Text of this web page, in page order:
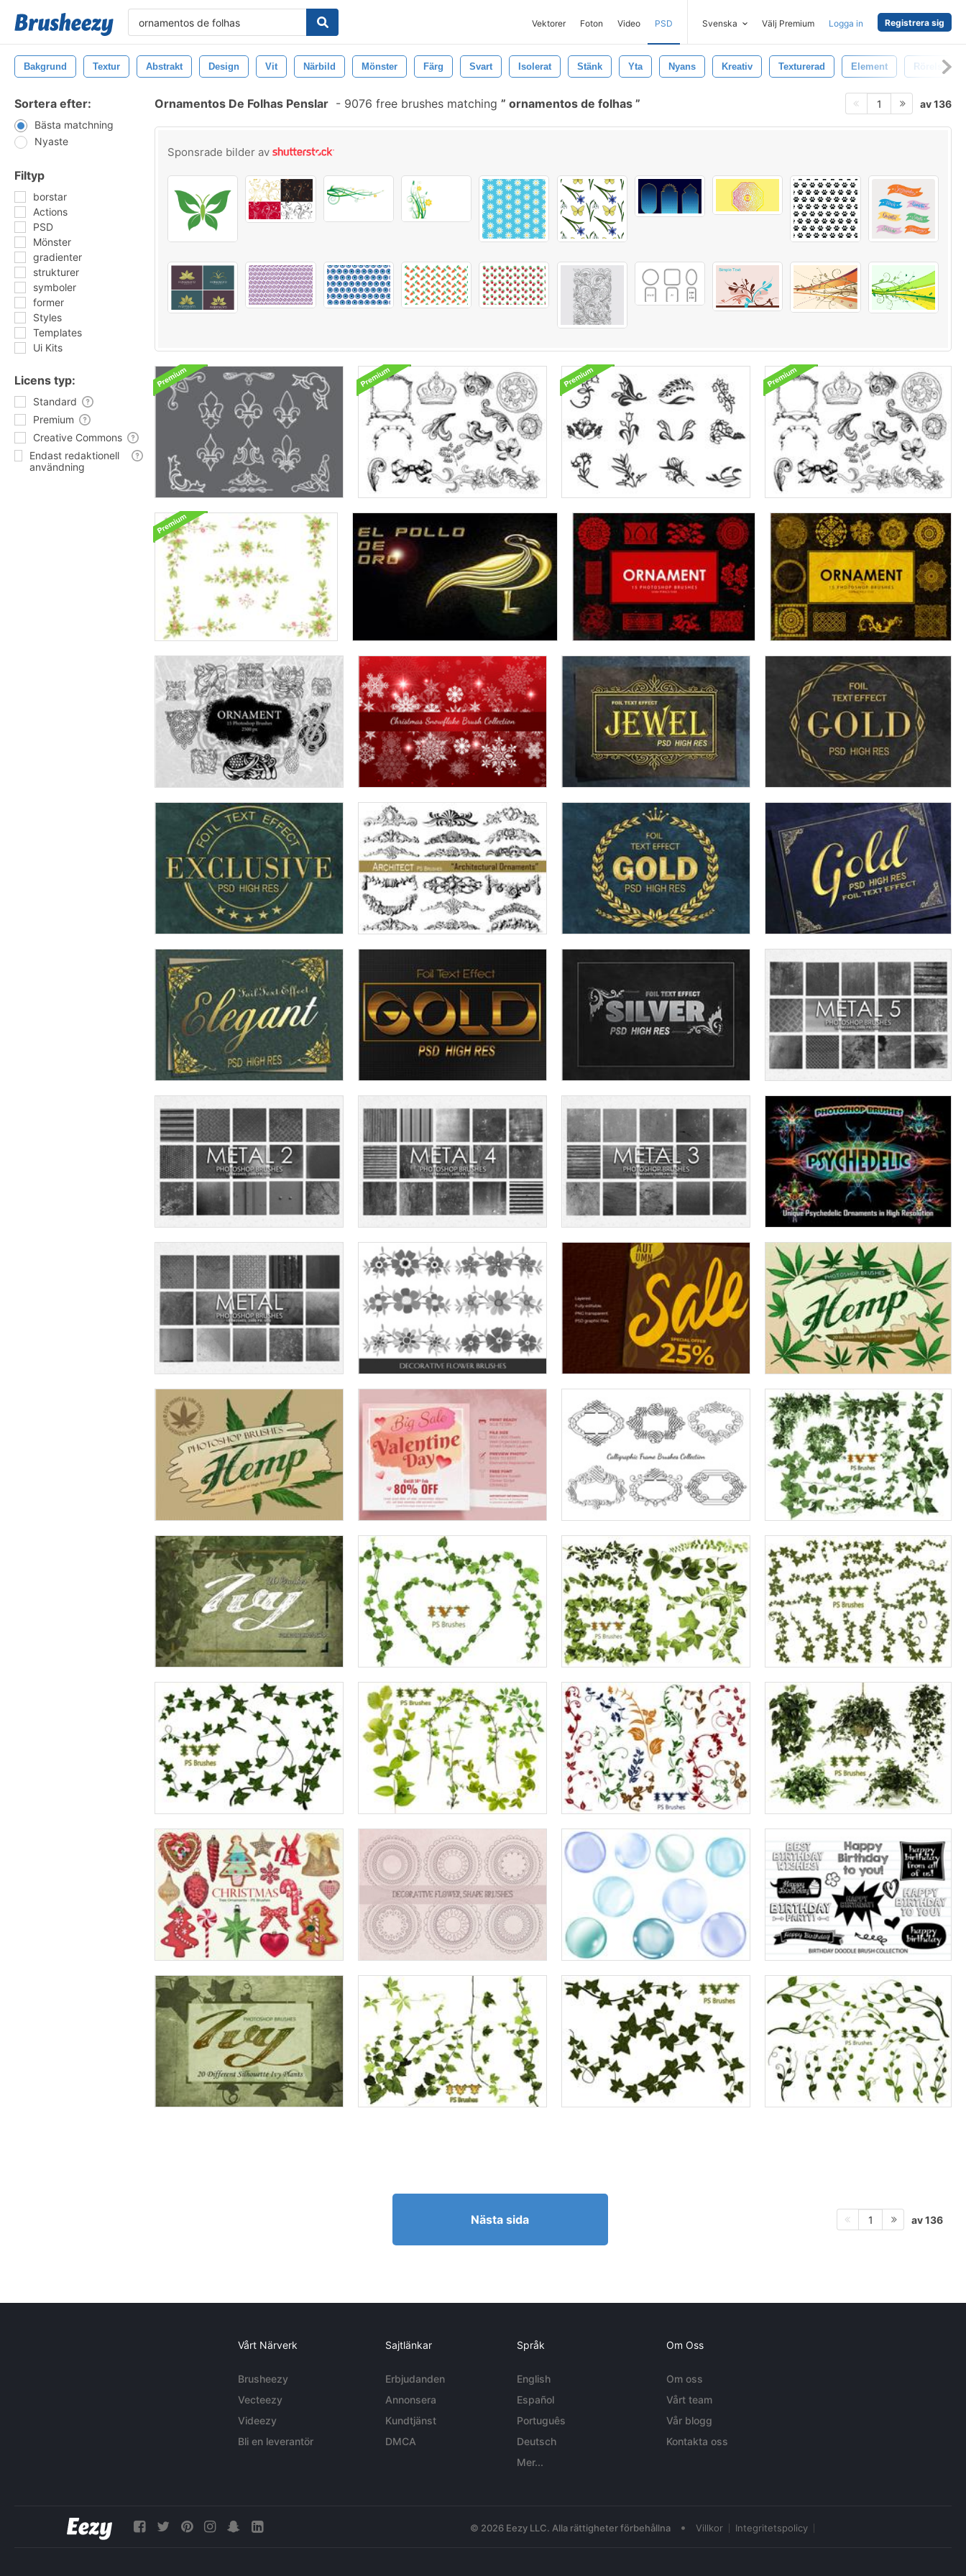
Vektorer Foton Video PSD Svenska Välj Premium Logga in Registrera sig
Bakgrund Textur Abstrakt Design Vit Närbild Mönster Färg Svart Isolerat Stänk Yta Nyans Kreativ Texturerad Element Rörelse
Sortera efter:
Bästa matchning
Nyaste
Filtyp
borstar
Actions
PSD
Mönster
gradienter
strukturer
symboler
former
Styles
Templates
Ui Kits
Licens typ:
Standard
Premium
Creative Commons
Endast redaktionell
användning
Ornamentos De Folhas Penslar - 9076 free brushes matching ornamentos de folhas 1 av 136
Sponsrade bilder av
Nästa sida 1 av 136
Vårt Närverk
Brusheezy
Vecteezy
Videezy
Bli en leverantör
Sajtlänkar
Erbjudanden
Annonsera
Kundtjänst
DMCA
Språk
English
Español
Português
Deutsch
Mer...
Om Oss
Om oss
Vårt team
Vår blogg
Kontakta oss
© 2026 Eezy LLC. Alla rättigheter förbehållna • Villkor Integritetspolicy